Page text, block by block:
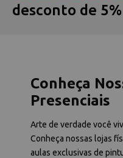
desconto de
Conheça
Presenciais
Arte de verdade você
Conheça nossas lojas
aulas exclusivas de